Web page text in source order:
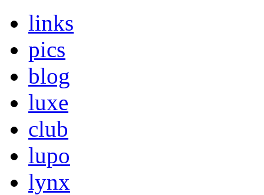
links
pics
blog
luxe
club
lupo
lynx